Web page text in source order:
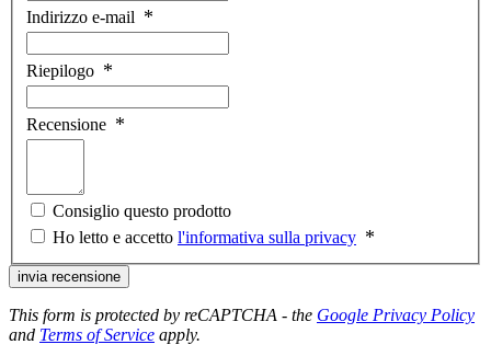
Indirizzo e-mail
Riepilogo
Recensione
Consiglio questo prodotto
Ho letto e accetto l'informativa sulla privacy
invia recensione
This form is protected by reCAPTCHA - the Google Privacy Policy
and Terms of Service apply.